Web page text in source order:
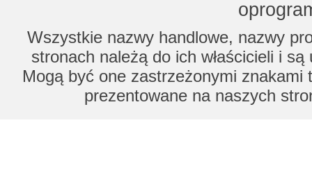
Wszystkie nazwy handlowe, nazwy
stronach należą do ich właścicieli i
Mogą być one zastrzeżonymi znakami
prezentowane na naszych